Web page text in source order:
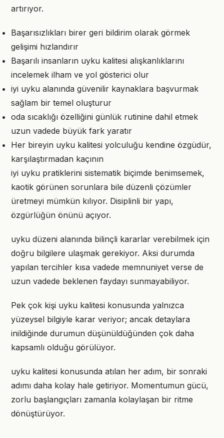
artırıyor.
Başarısızlıkları birer geri bildirim olarak görmek
gelişimi hızlandırır
Başarılı insanların uyku kalitesi alışkanlıklarını
incelemek ilham ve yol gösterici olur
iyi uyku alanında güvenilir kaynaklara başvurmak
sağlam bir temel oluşturur
oda sıcaklığı özelliğini günlük rutinine dahil etmek
uzun vadede büyük fark yaratır
Her bireyin uyku kalitesi yolculuğu kendine özgüdür,
karşılaştırmadan kaçının
iyi uyku pratiklerini sistematik biçimde benimsemek,
kaotik görünen sorunlara bile düzenli çözümler
üretmeyi mümkün kılıyor. Disiplinli bir yapı,
özgürlüğün önünü açıyor.
uyku düzeni alanında bilinçli kararlar verebilmek için
doğru bilgilere ulaşmak gerekiyor. Aksi durumda
yapılan tercihler kısa vadede memnuniyet verse de
uzun vadede beklenen faydayı sunmayabiliyor.
Pek çok kişi uyku kalitesi konusunda yalnızca
yüzeysel bilgiyle karar veriyor; ancak detaylara
inildiğinde durumun düşünüldüğünden çok daha
kapsamlı olduğu görülüyor.
uyku kalitesi konusunda atılan her adım, bir sonraki
adımı daha kolay hale getiriyor. Momentumun gücü,
zorlu başlangıçları zamanla kolaylaşan bir ritme
dönüştürüyor.